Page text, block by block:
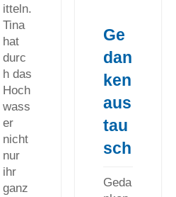
itteln.
Tina
hat
durc
h das
Hoch
wass
er
nicht
nur
ihr
ganz
Ge
dan
ken
aus
tau
sch
Geda